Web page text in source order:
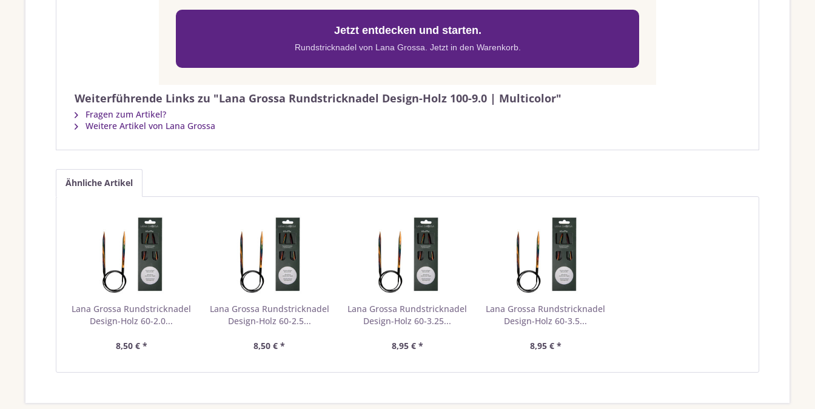
Jetzt entdecken und starten.
Rundstricknadel von Lana Grossa. Jetzt in den Warenkorb.
Weiterführende Links zu "Lana Grossa Rundstricknadel Design-Holz 100-9.0 | Multicolor"
Fragen zum Artikel?
Weitere Artikel von Lana Grossa
Ähnliche Artikel
Lana Grossa Rundstricknadel
Design-Holz 60-2.0...
8,50 € *
Lana Grossa Rundstricknadel
Design-Holz 60-2.5...
8,50 € *
Lana Grossa Rundstricknadel
Design-Holz 60-3.25...
8,95 € *
Lana Grossa Rundstricknadel
Design-Holz 60-3.5...
8,95 € *